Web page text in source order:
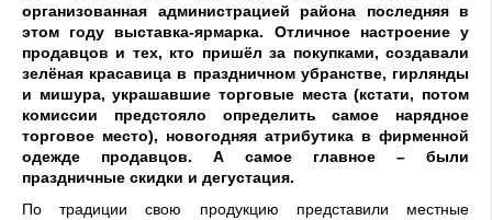
организованная администрацией района последняя в
этом году выставка-ярмарка. Отличное настроение у
продавцов и тех, кто пришёл за покупками, создавали
зелёная красавица в праздничном убранстве, гирлянды
и мишура, украшавшие торговые места (кстати, потом
комиссии предстояло определить самое нарядное
торговое место), новогодняя атрибутика в фирменной
одежде продавцов. А самое главное – были
праздничные скидки и дегустация.
По традиции свою продукцию представили местные